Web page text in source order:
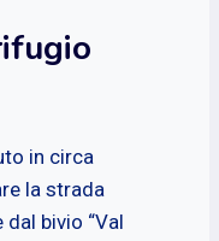
in circa
la strada
bivio “Val